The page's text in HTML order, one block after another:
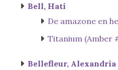
Bell, Hati
De amazone en
Titanium (Amber
Bellefleur, Alexandria